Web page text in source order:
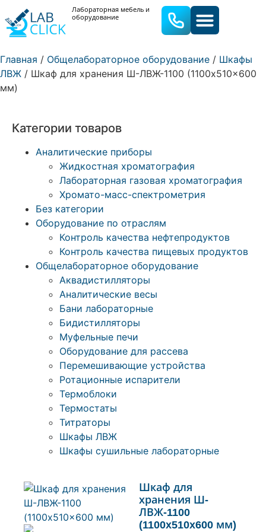
Лабораторная мебель и
оборудование
Главная / Общелабораторное оборудование / Шкафы
ЛВЖ / Шкаф для хранения Ш-ЛВЖ-1100 (1100x510x600
мм)
Категории товаров
Аналитические приборы
Жидкостная хроматография
Лабораторная газовая хроматография
Хромато-масс-спектрометрия
Без категории
Оборудование по отраслям
Контроль качества нефтепродуктов
Контроль качества пищевых продуктов
Общелабораторное оборудование
Аквадистилляторы
Аналитические весы
Бани лабораторные
Бидистилляторы
Муфельные печи
Оборудование для рассева
Перемешивающие устройства
Ротационные испарители
Термоблоки
Термостаты
Титраторы
Шкафы ЛВЖ
Шкафы сушильные лабораторные
Шкаф для
хранения Ш-
ЛВЖ-1100
(1100x510x600 мм)